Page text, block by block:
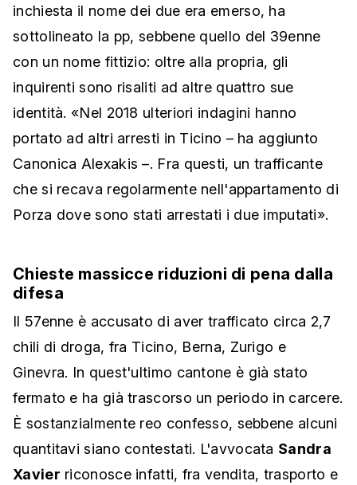
inchiesta il nome dei due era emerso, ha
sottolineato la pp, sebbene quello del 39enne
con un nome fittizio: oltre alla propria, gli
inquirenti sono risaliti ad altre quattro sue
identità. «Nel 2018 ulteriori indagini hanno
portato ad altri arresti in Ticino – ha aggiunto
Canonica Alexakis –. Fra questi, un trafficante
che si recava regolarmente nell'appartamento di
Porza dove sono stati arrestati i due imputati».
Chieste massicce riduzioni di pena dalla
difesa
Il 57enne è accusato di aver trafficato circa 2,7
chili di droga, fra Ticino, Berna, Zurigo e
Ginevra. In quest'ultimo cantone è già stato
fermato e ha già trascorso un periodo in carcere.
È sostanzialmente reo confesso, sebbene alcuni
quantitavi siano contestati. L'avvocata Sandra
Xavier riconosce infatti, fra vendita, trasporto e